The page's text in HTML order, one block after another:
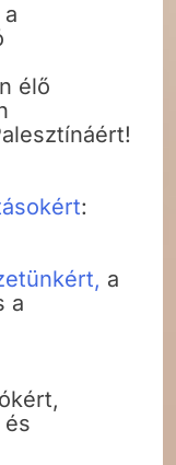
élő
:
a
a